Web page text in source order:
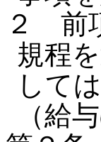
２ 前
規程
して
（給